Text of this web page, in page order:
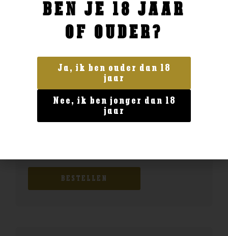
BESTELLEN
BEN JE 18 JAAR
OF OUDER?
Ja, ik ben ouder dan 18
jaar
Nee, ik ben jonger dan 18
jaar